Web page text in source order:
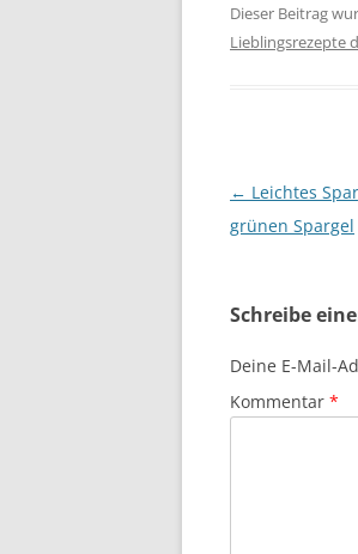
Dieser Beitrag
Lieblingsrezepte
← Leichtes
grünen Spargel
Schreibe
Deine E-Mail-
Kommentar *